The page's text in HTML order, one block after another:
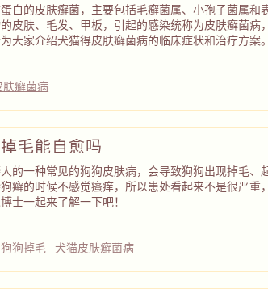
白的皮肤癣菌，主要包括毛癣菌属、小孢子菌属和
皮肤、毛发、甲板，引起的感染统称为皮肤癣菌病
大家介绍犬猫得皮肤癣菌病的临床症状和治疗方案。
癣菌病
毛能自愈吗
的一种常见的狗狗皮肤病，会导致狗狗出现掉毛、
癣的时候不感觉瘙痒，所以患处看起来不是很严重
士一起来了解一下吧！
狗狗掉毛 犬猫皮肤癣菌病